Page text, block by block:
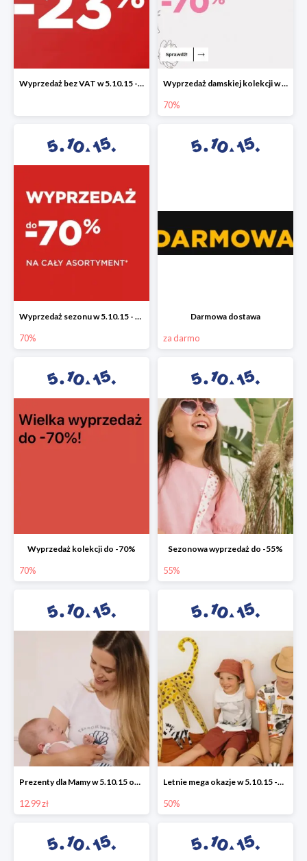
Wyprzedaż bez VAT w 5.10.15 - dodatkowe -23% rabatu Wyprzedaż damskiej kolekcji w 5.10.15 - ubrania, obuwie i dodatki do -70%
70%
Wyprzedaż sezonu w 5.10.15 - cały asortyment -70%
70%
Darmowa dostawa
za darmo
Wyprzedaż kolekcji do -70%
70%
Sezonowa wyprzedaż do -55%
55%
Prezenty dla Mamy w 5.10.15 od 12,99 zł
12.99 zł
Letnie mega okazje w 5.10.15 -50%
50%